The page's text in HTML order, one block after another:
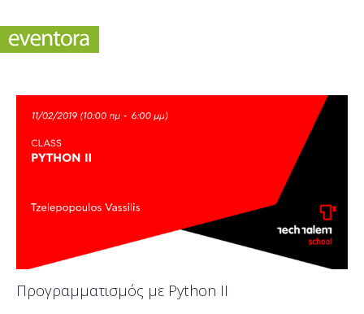
Προγραμματισμός με Python II